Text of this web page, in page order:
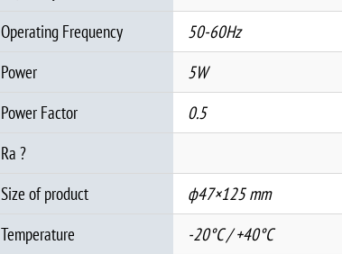
Operating Frequency
50-60Hz
Power
5W
Power Factor
0.5
Ra ?
Size of product
ф47×125 mm
Temperature
-20°C / +40°C